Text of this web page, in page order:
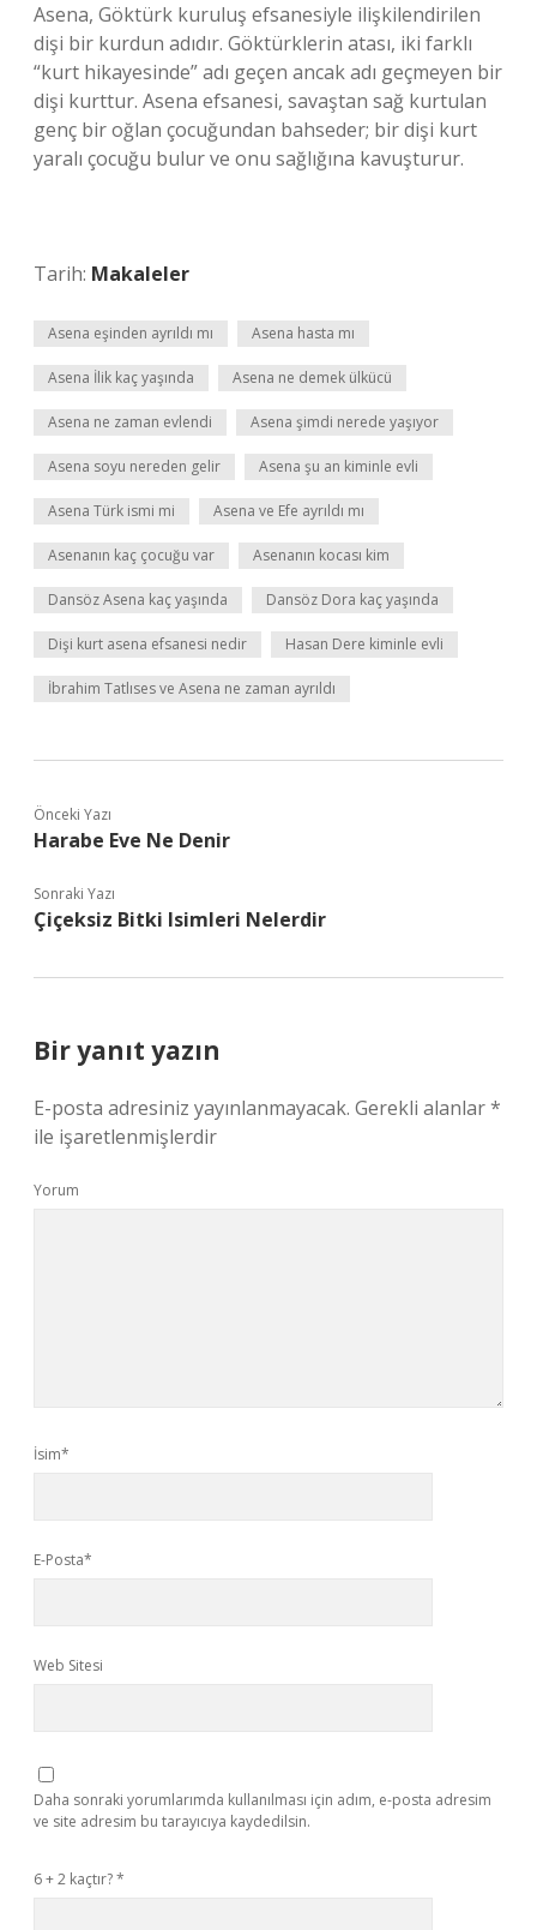
Asena, Göktürk kuruluş efsanesiyle ilişkilendirilen
dişi bir kurdun adıdır. Göktürklerin atası, iki farklı
“kurt hikayesinde” adı geçen ancak adı geçmeyen bir
dişi kurttur. Asena efsanesi, savaştan sağ kurtulan
genç bir oğlan çocuğundan bahseder; bir dişi kurt
yaralı çocuğu bulur ve onu sağlığına kavuşturur.
Tarih: Makaleler
Asena eşinden ayrıldı mı Asena hasta mı
Asena İlik kaç yaşında Asena ne demek ülkücü
Asena ne zaman evlendi Asena şimdi nerede yaşıyor
Asena soyu nereden gelir Asena şu an kiminle evli
Asena Türk ismi mi Asena ve Efe ayrıldı mı
Asenanın kaç çocuğu var Asenanın kocası kim
Dansöz Asena kaç yaşında Dansöz Dora kaç yaşında
Dişi kurt asena efsanesi nedir Hasan Dere kiminle evli
İbrahim Tatlıses ve Asena ne zaman ayrıldı
Önceki Yazı
Harabe Eve Ne Denir
Sonraki Yazı
Çiçeksiz Bitki Isimleri Nelerdir
Bir yanıt yazın
E-posta adresiniz yayınlanmayacak. Gerekli alanlar*
ile işaretlenmişlerdir
Yorum
İsim*
E-Posta*
Web Sitesi
Daha sonraki yorumlarımda kullanılması için adım, e-posta adresim
ve site adresim bu tarayıcıya kaydedilsin.
6 + 2 kaçtır?*